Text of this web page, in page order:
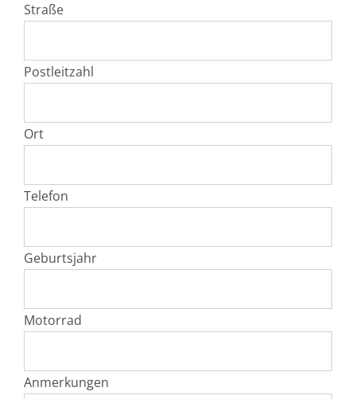
Straße
Postleitzahl
Ort
Telefon
Geburtsjahr
Motorrad
Anmerkungen